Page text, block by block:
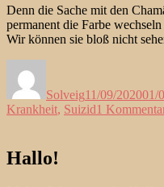
Denn die Sache mit den
permanent die Farbe
Wir können sie bloß nicht
Solveig11/09/202001/
Krankheit, Suizid1
Hallo!